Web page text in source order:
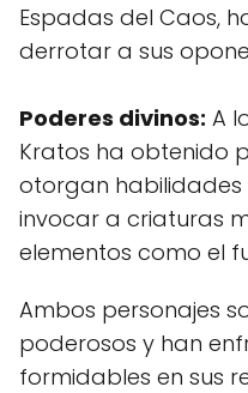
Espadas del Caos,
derrotar a sus
Poderes divinos: A
Kratos ha obtenido
otorgan habilidades
invocar a criaturas
elementos como el
Ambos personajes
poderosos y han
formidables en sus